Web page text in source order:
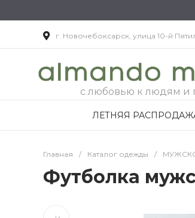
г. Новочебоксарск, улица 10-й
с любовью к людям и
ЛЕТНЯЯ
Главная / Каталог одежды /
Футболка